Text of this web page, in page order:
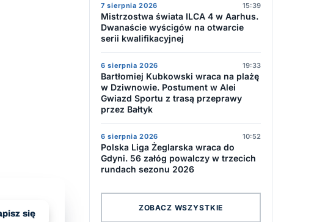
się
7 sierpnia 2026 15:39
Mistrzostwa świata ILCA 4 w Aarhus.
Dwanaście wyścigów na otwarcie
serii kwalifikacyjnej
6 sierpnia 2026 19:33
Bartłomiej Kubkowski wraca na plażę
w Dziwnowie. Postument w Alei
Gwiazd Sportu z trasą przeprawy
przez Bałtyk
6 sierpnia 2026 10:52
Polska Liga Żeglarska wraca do
Gdyni. 56 załóg powalczy w trzecich
rundach sezonu 2026
ZOBACZ WSZYSTKIE